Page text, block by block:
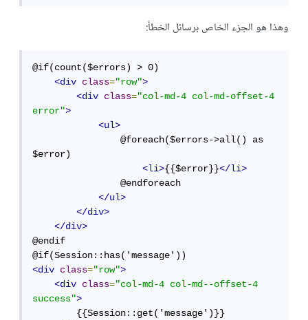
وهذا هو الجزء الخاص برسائل الخطأ:
@if(count($errors) > 0)
<div
class="row">
<div
class="col-md-4 col-md-offset-4
error">
<ul>
                @foreach($errors->all() as
$error)
<li>{{$error}}</li>
                @endforeach
</ul>
</div>
</div>
@endif
<div
class="row">
<div
class="col-md-4 col-md--offset-4
success">
        {{Session::get('message')}}